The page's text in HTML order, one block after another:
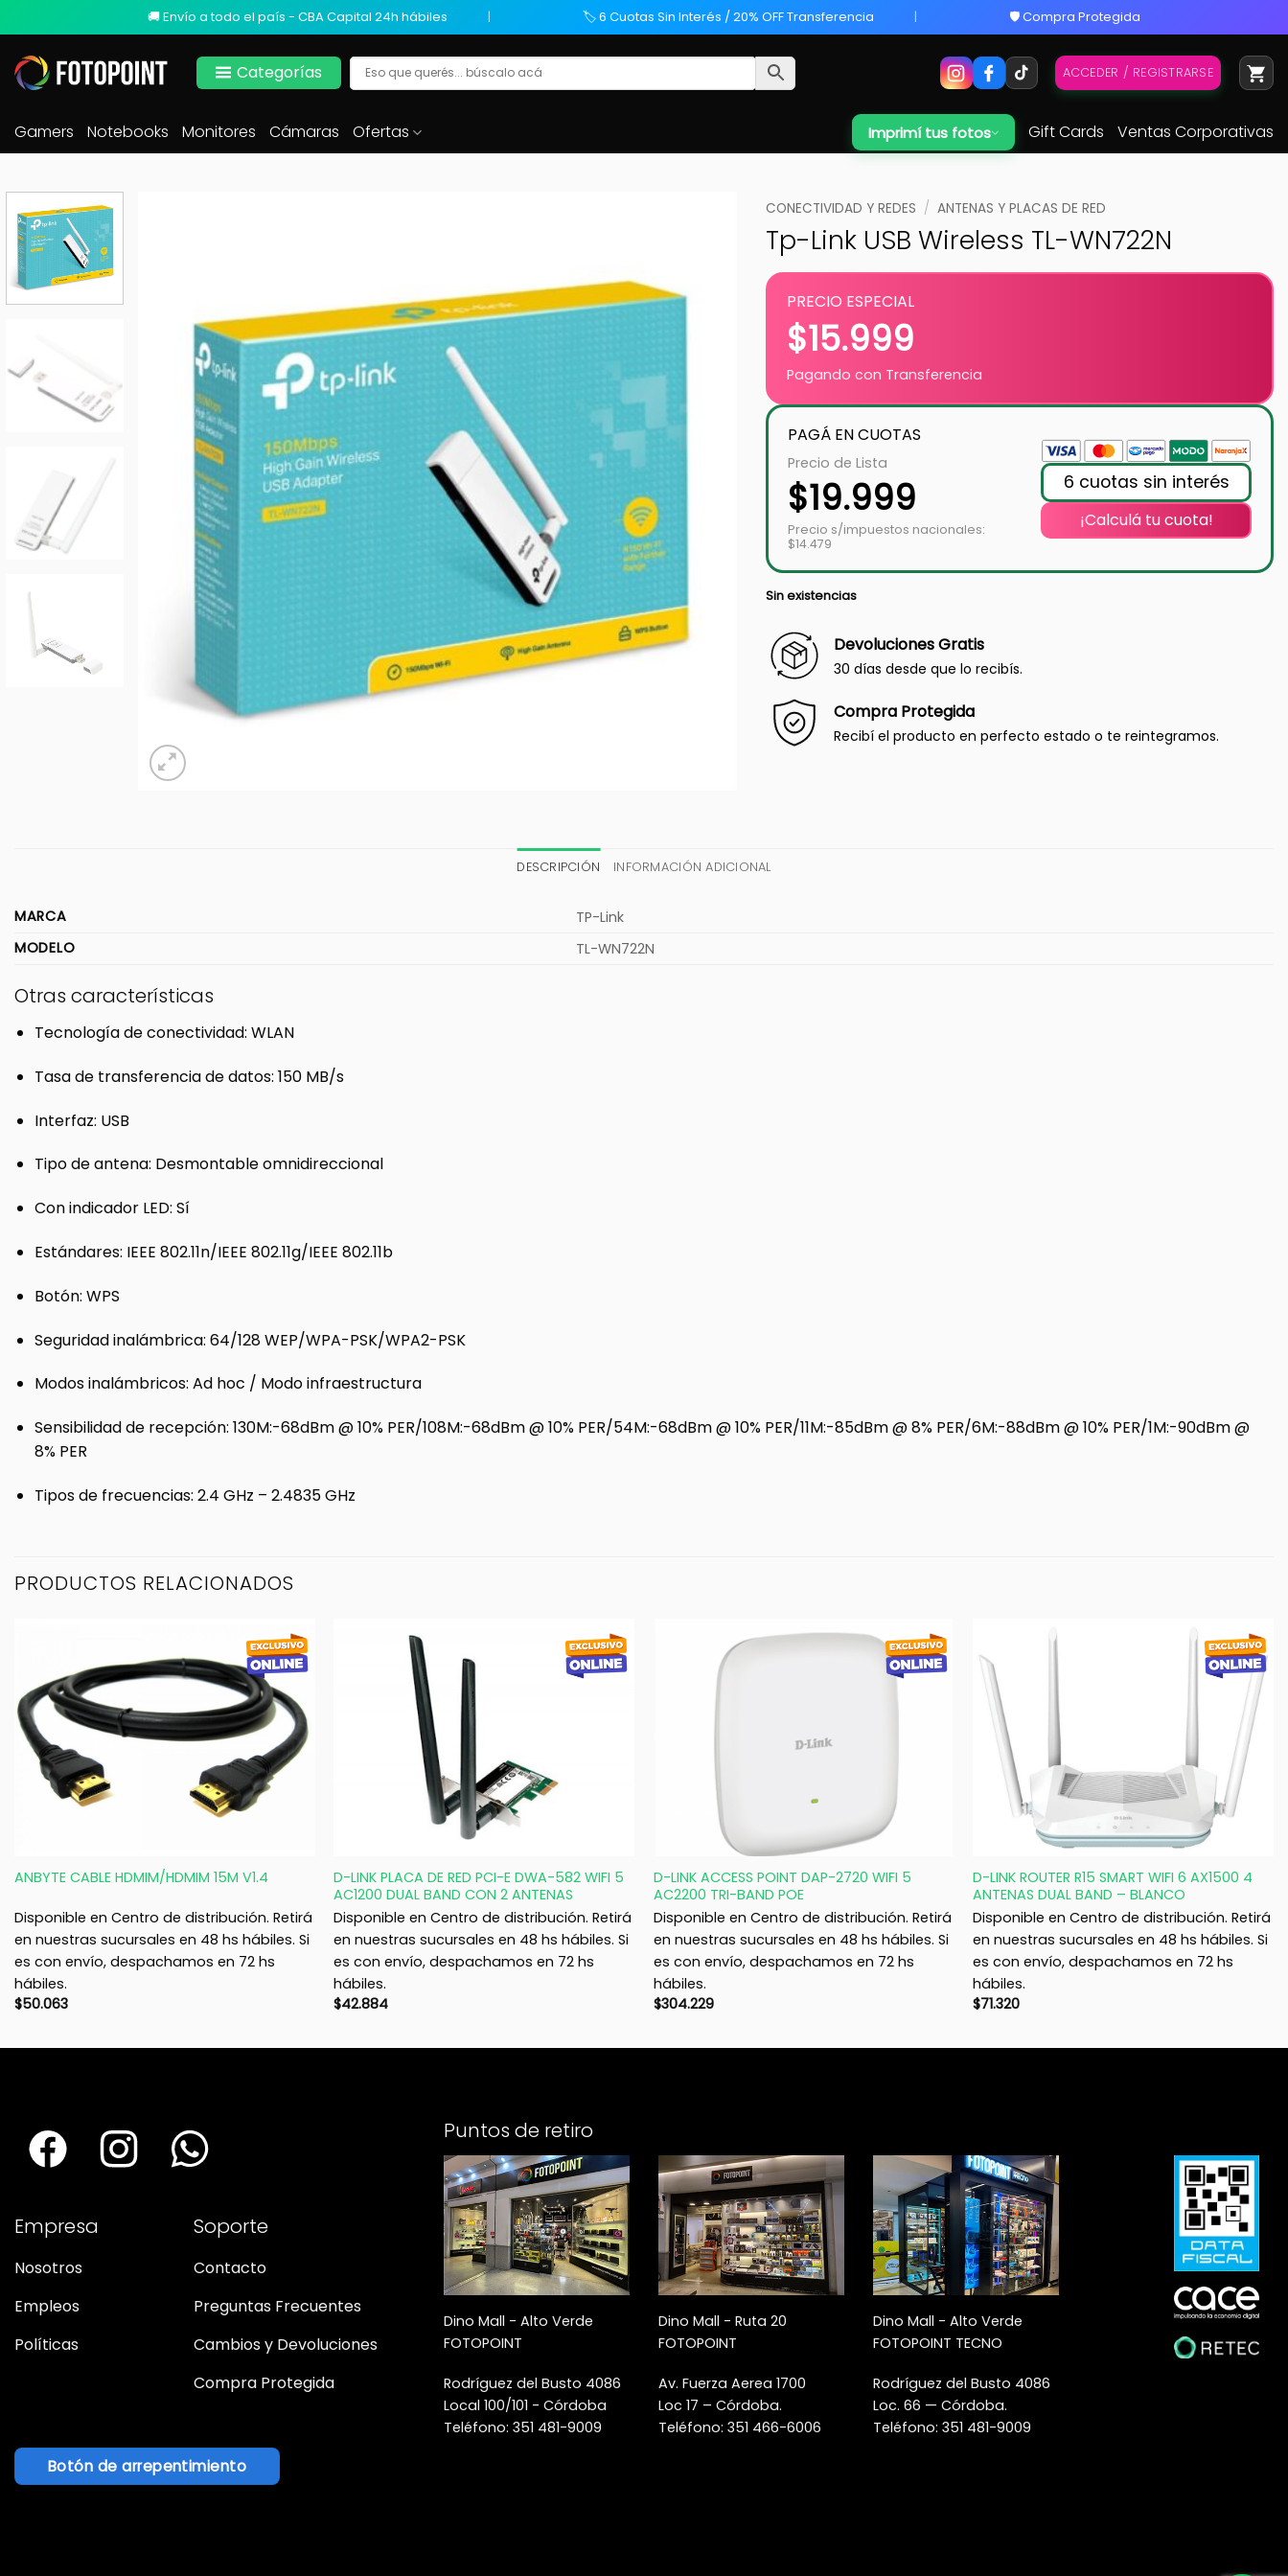
🚚 Envío a todo el país - CBA Capital 24h hábiles 🏷️ 6 Cuotas Sin Interés / 20% OFF Transferencia 🛡️ Compra Protegida
Categorías ACCEDER / REGISTRARSE
Gamers Notebooks Monitores Cámaras Ofertas Imprimí tus fotos Gift Cards Ventas Corporativas
CONECTIVIDAD Y REDES / ANTENAS Y PLACAS DE RED
Tp-Link USB Wireless TL-WN722N
PRECIO ESPECIAL
$15.999
Pagando con Transferencia
PAGÁ EN CUOTAS
Precio de Lista
$19.999
Precio s/impuestos nacionales:
$14.479
6 cuotas sin interés
¡Calculá tu cuota!
Sin existencias
Devoluciones Gratis
30 días desde que lo recibís.
Compra Protegida
Recibí el producto en perfecto estado o te reintegramos.
DESCRIPCIÓN INFORMACIÓN ADICIONAL
MARCA
TP-Link
MODELO
TL-WN722N
Otras características
Tecnología de conectividad: WLAN
Tasa de transferencia de datos: 150 MB/s
Interfaz: USB
Tipo de antena: Desmontable omnidireccional
Con indicador LED: Sí
Estándares: IEEE 802.11n/IEEE 802.11g/IEEE 802.11b
Botón: WPS
Seguridad inalámbrica: 64/128 WEP/WPA-PSK/WPA2-PSK
Modos inalámbricos: Ad hoc / Modo infraestructura
Sensibilidad de recepción: 130M:-68dBm @ 10% PER/108M:-68dBm @ 10% PER/54M:-68dBm @ 10% PER/11M:-85dBm @ 8% PER/6M:-88dBm @ 10% PER/1M:-90dBm @
8% PER
Tipos de frecuencias: 2.4 GHz – 2.4835 GHz
PRODUCTOS RELACIONADOS
ANBYTE CABLE HDMIM/HDMIM 15M V1.4
Disponible en Centro de distribución. Retirá
en nuestras sucursales en 48 hs hábiles. Si
es con envío, despachamos en 72 hs
hábiles.
$50.063
D-LINK PLACA DE RED PCI-E DWA-582 WIFI 5
AC1200 DUAL BAND CON 2 ANTENAS
Disponible en Centro de distribución. Retirá
en nuestras sucursales en 48 hs hábiles. Si
es con envío, despachamos en 72 hs
hábiles.
$42.884
D-LINK ACCESS POINT DAP-2720 WIFI 5
AC2200 TRI-BAND POE
Disponible en Centro de distribución. Retirá
en nuestras sucursales en 48 hs hábiles. Si
es con envío, despachamos en 72 hs
hábiles.
$304.229
D-LINK ROUTER R15 SMART WIFI 6 AX1500 4
ANTENAS DUAL BAND – BLANCO
Disponible en Centro de distribución. Retirá
en nuestras sucursales en 48 hs hábiles. Si
es con envío, despachamos en 72 hs
hábiles.
$71.320
Empresa
Nosotros
Empleos
Políticas
Soporte
Contacto
Preguntas Frecuentes
Cambios y Devoluciones
Compra Protegida
Botón de arrepentimiento
Puntos de retiro
Dino Mall - Alto Verde
FOTOPOINT
Rodríguez del Busto 4086
Local 100/101 - Córdoba
Teléfono: 351 481-9009
Dino Mall - Ruta 20
FOTOPOINT
Av. Fuerza Aerea 1700
Loc 17 – Córdoba.
Teléfono: 351 466-6006
Dino Mall - Alto Verde
FOTOPOINT TECNO
Rodríguez del Busto 4086
Loc. 66 — Córdoba.
Teléfono: 351 481-9009